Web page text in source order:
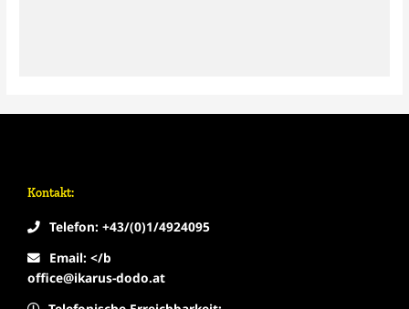
Kontakt:
Telefon: +43/(0)1/4924095
Email: </b
office@ikarus-dodo.at